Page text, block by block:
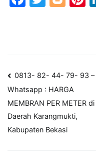
Post
navigation
0813- 82- 44- 79- 93 –
Whatsapp : HARGA
MEMBRAN PER METER di
Daerah Karangmukti,
Kabupaten Bekasi